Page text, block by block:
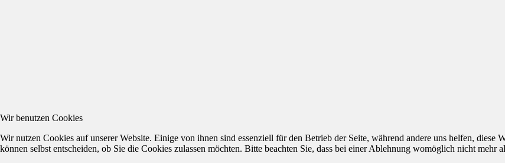
Wir benutzen Cookies
Wir nutzen Cookies auf unserer Website. Einige von ihnen sind essenziell für den Betrieb der Seite, während andere uns helfen, diese
können selbst entscheiden, ob Sie die Cookies zulassen möchten. Bitte beachten Sie, dass bei einer Ablehnung womöglich nicht mehr